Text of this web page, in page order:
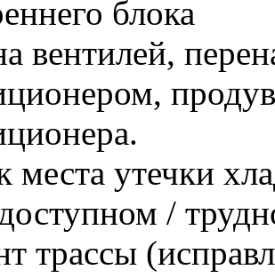
блока
вентилей,
места утечки
/
трассы